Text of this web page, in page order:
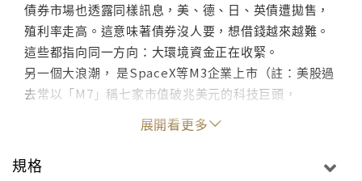
債券市場也透露同樣訊息，美、德、日、英債遭拋售，
殖利率走高。這意味著債券沒人要，想借錢越來越難。
這些都指向同一方向：大環境資金正在收緊。
另一個大浪潮， 是SpaceX等M3企業上市（註：美股過
去常以「M7」稱七家市值破兆美元的科技巨頭，
SpaceX、OpenAI、Anthropic預估一上市就是兆級企
業，故以下簡稱「M3」），它們宛如黑洞將市場大部分
資金吸走。
馬斯克的SpaceX六月十二日上市，當天市值就突破兩
展開看更多
規格